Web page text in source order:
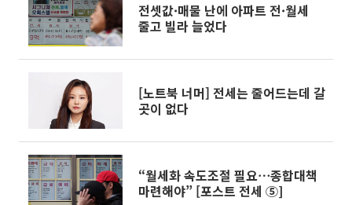
전셋값·매물 난에 아파트 전·월세
줄고 빌라 늘었다
[노트북 너머] 전세는 줄어드는데 갈
곳이 없다
“월세화 속도조절 필요⋯종합대책
마련해야” [포스트 전세 ⑤]